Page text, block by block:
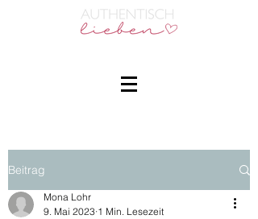
Beitrag
Mona Lohr
9. Mai 2023 1 Min. Lesezeit